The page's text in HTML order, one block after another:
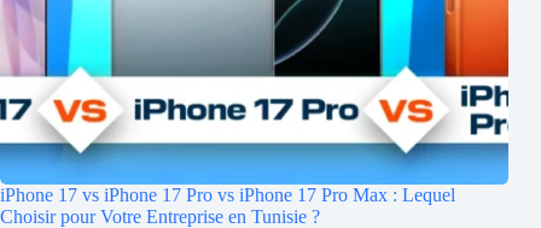
iPhone 17 vs iPhone 17 Pro vs iPhone 17 Pro Max : Lequel
Choisir pour Votre Entreprise en Tunisie ?